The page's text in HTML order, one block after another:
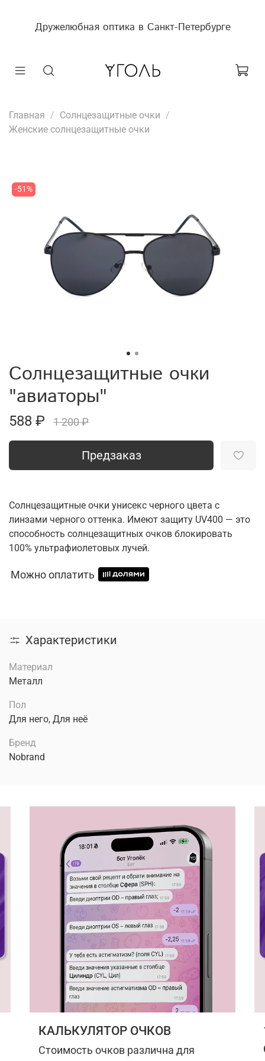
Дружелюбная оптика в Санкт-Петербурге
Главная
Солнцезащитные очки
Женские солнцезащитные очки
-51%
Солнцезащитные очки
"авиаторы"
588 ₽ 1 200 ₽
Предзаказ
Солнцезащитные очки унисекс черного цвета с
линзами черного оттенка. Имеют защиту UV400 — это
способность солнцезащитных очков блокировать
100% ультрафиолетовых лучей.
Можно оплатить
Характеристики
Материал
Металл
Пол
Для него, Для неё
Бренд
Nobrand
КАЛЬКУЛЯТОР ОЧКОВ
Стоимость очков различна для